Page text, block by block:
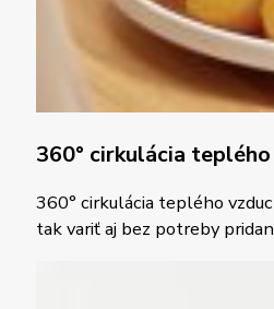
360° cirkulácia
360° cirkulácia teplého
tak variť aj bez potreby